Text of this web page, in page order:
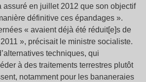
assuré en juillet 2012 que son objectif
définitive ces épandages ».
« avaient déjà été réduit[e]s de
», précisait le ministre socialiste.
techniques, qui
à des traitements terrestres plutôt
notamment pour les bananeraies